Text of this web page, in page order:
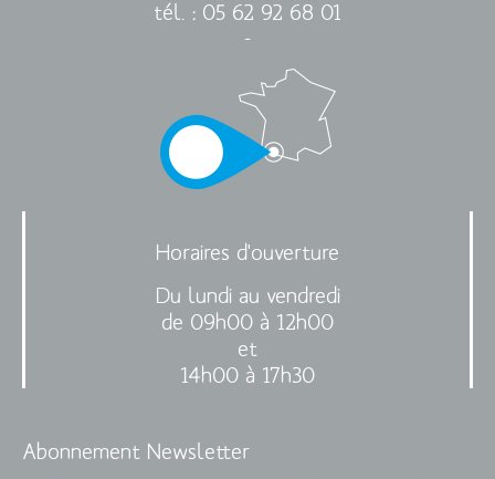
tél. : 05 62 92 68 01
-
Horaires d'ouverture
Du lundi au vendredi
de 09h00 à 12h00
et
14h00 à 17h30
Abonnement Newsletter